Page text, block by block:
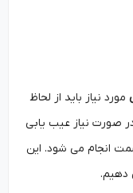
نیاز باید از لحاظ
نیاز عیب یابی
می شود. این